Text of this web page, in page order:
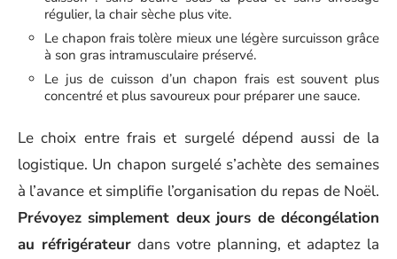
régulier, la chair sèche plus vite.
Le chapon frais tolère mieux une légère surcuisson grâce
à son gras intramusculaire préservé.
Le jus de cuisson d’un chapon frais est souvent plus
concentré et plus savoureux pour préparer une sauce.
Le choix entre frais et surgelé dépend aussi de la
logistique. Un chapon surgelé s’achète des semaines
à l’avance et simplifie l’organisation du repas de Noël.
Prévoyez simplement deux jours de décongélation
au réfrigérateur dans votre planning, et adaptez la